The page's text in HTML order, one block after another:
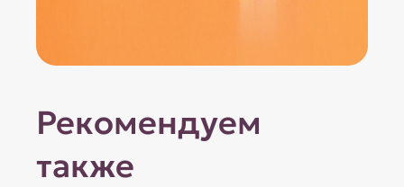
Рекомендуем
также